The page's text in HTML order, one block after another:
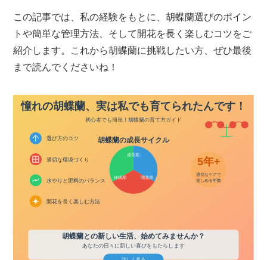
この記事では、私の経験をもとに、胡蝶蘭選びのポイン
トや簡単な管理方法、そして開花を長く楽しむコツをご
紹介します。これから胡蝶蘭に挑戦したい方、ぜひ最後
まで読んでくださいね！